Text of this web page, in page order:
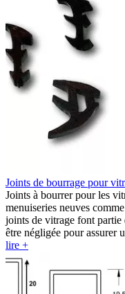
Joints de bourrage pour
Joints à bourrer pour les
menuiseries neuves
joints de vitrage font partie
être négligée pour assurer
lire +